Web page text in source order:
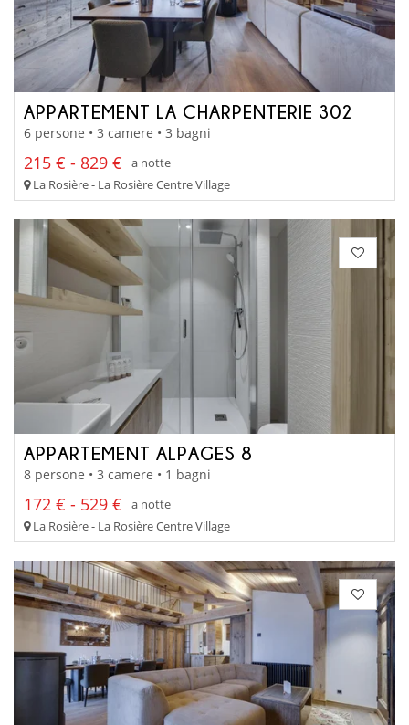
APPARTEMENT LA CHARPENTERIE 302
6 persone • 3 camere • 3 bagni
215 € - 829 €
a notte
La Rosière - La Rosière Centre Village
APPARTEMENT ALPAGES 8
8 persone • 3 camere • 1 bagni
172 € - 529 €
a notte
La Rosière - La Rosière Centre Village